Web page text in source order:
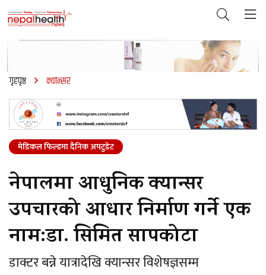
गृहपृष्ठ क्यान्सर
मेडिकल फिल्डमा दैनिक अपटुडेट
नेपालमा आधुनिक क्यान्सर
उपचारको आधार निर्माण गर्ने एक
नाम:डा. सिमित सापकोटा
डाक्टर बन्ने यात्रादेखि क्यान्सर विशेषज्ञसम्म